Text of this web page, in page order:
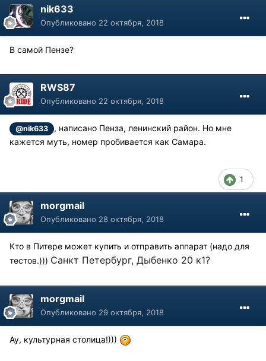
nik633
Опубликовано 22 октября, 2018
В самой Пензе?
RWS87
Опубликовано 22 октября, 2018
@nik633
, написано Пенза, ленинский район. Но мне
кажется муть, номер пробивается как Самара.
1
morgmail
Опубликовано 28 октября, 2018
Кто в Питере может купить и отправить аппарат (надо для
тестов.))) Санкт Петербург, Дыбенко 20 к1?
morgmail
Опубликовано 29 октября, 2018
Ау, культурная столица!)))